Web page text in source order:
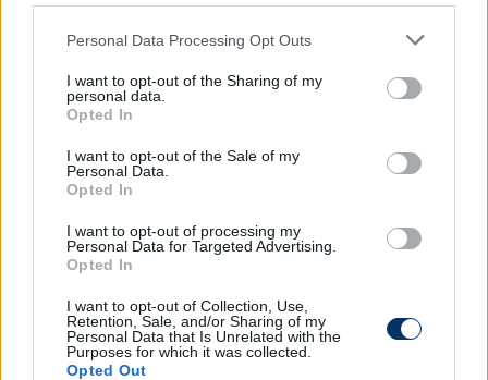
Please note that this website/app uses one or more Google
not limited to your visit or usage behaviour. You may click to
grant or deny consent to Google and its third-party tags to
use your data for below specified purposes in below Google
consent section.
Personal Data Processing Opt Outs
I want to opt-out of the Sharing of my
personal data.
Opted In
I want to opt-out of the Sale of my
Personal Data.
Opted In
I want to opt-out of processing my
Personal Data for Targeted Advertising.
Opted In
I want to opt-out of Collection, Use,
Retention, Sale, and/or Sharing of my
Personal Data that Is Unrelated with the
Purposes for which it was collected.
Opted Out
megpróbálnak majd fiatalítani. Hogy ez hogyan
történik, arról rengeteg forgatókönyv van, de elsőre
erről még nem beszéltünk. (...) Minden rendben van,
velünk még nem beszéltek, az idény végén fogunk
válogatott kapus, majd elmondta, hogy a jelenlegi
idény végeredményétől, így az esetleges BL-
indulástól is függ, hogy hogyan tervezik meg a
következő évadot a klubnál.
Olvastad már?